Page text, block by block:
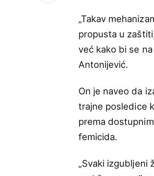
„Takav
propusta u
već kako bi se
Antonijević.
On je naveo da
trajne posledice
prema
femicida.
„Svaki izgubljeni